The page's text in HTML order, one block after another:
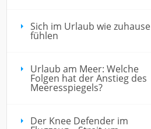
Sich im Urlaub wie zuhause
fühlen
Urlaub am Meer: Welche
Folgen hat der Anstieg des
Meeresspiegels?
Der Knee Defender im